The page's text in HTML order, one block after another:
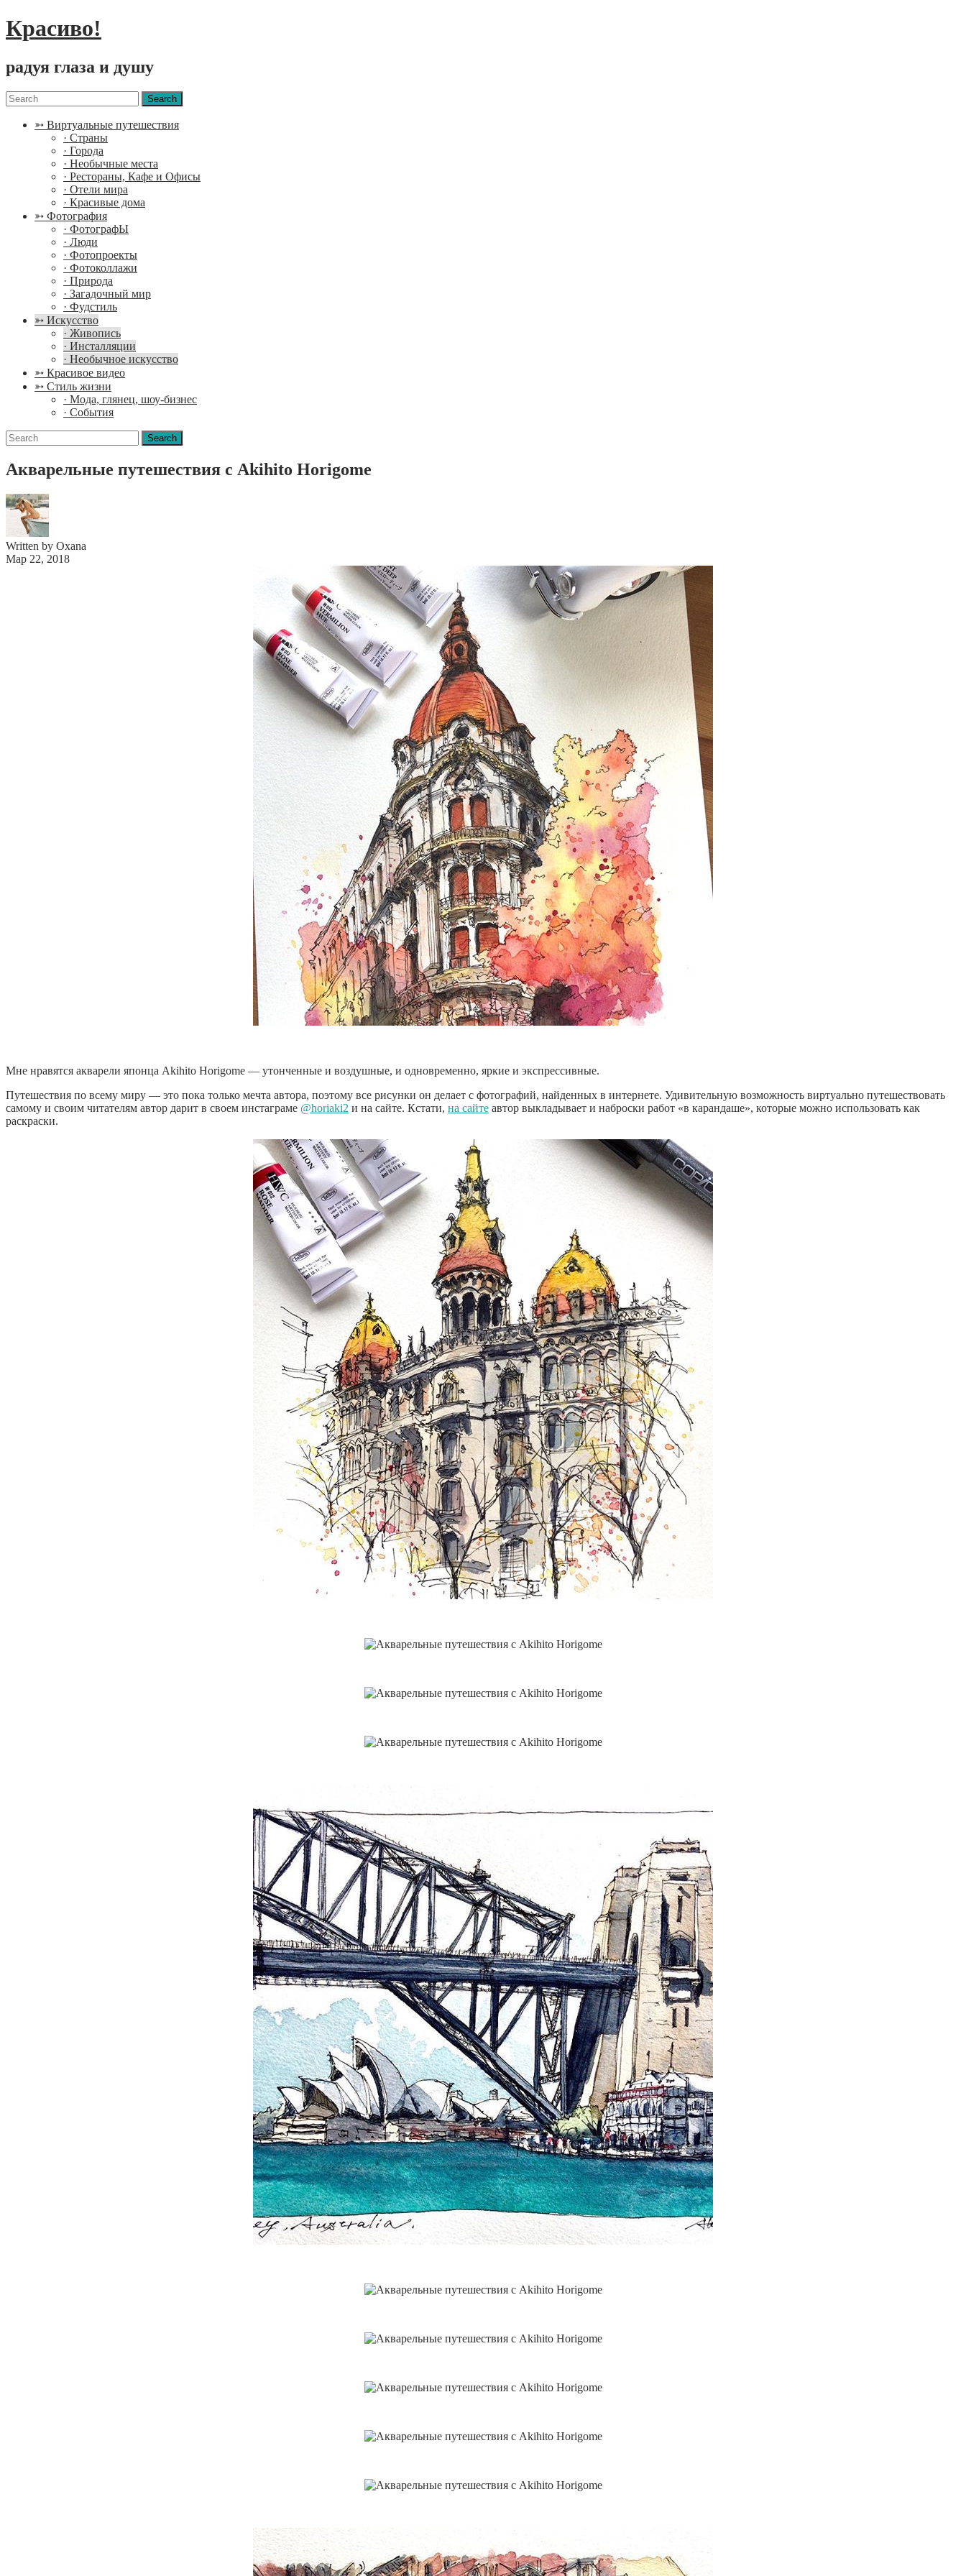
Красиво!
радуя глаза и душу
Menu
Search
for:
➳ Виртуальные путешествия
· Страны
· Города
· Необычные места
· Рестораны, Кафе и Офисы
· Отели мира
· Красивые дома
➳ Фотография
· ФотографЫ
· Люди
· Фотопроекты
· Фотоколлажи
· Природа
· Загадочный мир
· Фудстиль
➳ Искусство
· Живопись
· Инсталляции
· Необычное искусство
➳ Красивое видео
➳ Стиль жизни
· Мода, глянец, шоу-бизнес
· События
Search
for:
Акварельные путешествия с Akihito Horigome
Written by Oxana
Мар 22, 2018
Мне нравятся акварели японца Akihito Horigome — утонченные и воздушные, и одновременно, яркие и экспрессивные.
Путешествия по всему миру — это пока только мечта автора, поэтому все рисунки он делает с фотографий, найденных в интернете. Удивительную возможность виртуально путешествовать
самому и своим читателям автор дарит в своем инстаграме @horiaki2 и на сайте. Кстати, на сайте автор выкладывает и наброски работ «в карандаше», которые можно использовать как
раскраски.